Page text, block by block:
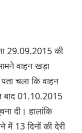
29.09.2015 की
वाहन खड़ा
चला कि वाहन
बाद 01.10.2015
दी। हालांकि
में 13 दिनों की देरी